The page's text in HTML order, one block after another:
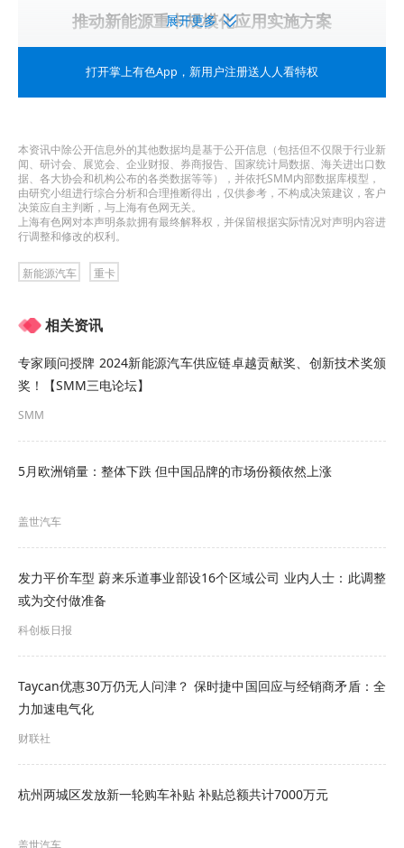
推动新能源重卡规模化应用实施方案
新能源重卡是指采用新型动力系统，完全或者主要
依靠新型能源驱动的总质量在12吨及以上的重型载
峰碳中和决策部署，促进交通运输绿色低碳转型，
推进交通物流降本提质增效，加快推动新能源重卡
规模化应用，制定本实施方案。
一、总体要求
入贯彻党的二十大和二十届历次全会精神，完整准
确全面贯彻新发展理念，加快构建新发展格局，以
坚持政府引导、市场主导，创新驱动、标准引领，
化应用，培育交通运输领域消费新增长点，支撑交
到2030年，新能源重卡渗透率达到40%，保有量突
破160万辆、占比达到20%左右；京津冀、汾渭平原
合高速公路网建设电动重卡补能设施，打造零碳公
路运输通道，支持并引导建设重卡充换电站3000个
左右，引导在重点场景科学布局加氢站、绿色燃料
加注站；高速公路新能源重卡货运量占比达到
展开更多
打开掌上有色App ，新用户注册送人人看特权
本资讯中除公开信息外的其他数据均是基于公开信息（包括但不仅限于行业新
闻、研讨会、展览会、企业财报、券商报告、国家统计局数据、海关进出口数
据、各大协会和机构公布的各类数据等等），并依托SMM内部数据库模型，
由研究小组进行综合分析和合理推断得出，仅供参考，不构成决策建议，客户
决策应自主判断，与上海有色网无关。
上海有色网对本声明条款拥有最终解释权，并保留根据实际情况对声明内容进
行调整和修改的权利。
新能源汽车 重卡
相关资讯
专家顾问授牌 2024新能源汽车供应链卓越贡献奖、创新技术奖颁
奖！【SMM三电论坛】
SMM
5月欧洲销量：整体下跌 但中国品牌的市场份额依然上涨
盖世汽车
发力平价车型 蔚来乐道事业部设16个区域公司 业内人士：此调整
或为交付做准备
科创板日报
Taycan优惠30万仍无人问津？ 保时捷中国回应与经销商矛盾：全
力加速电气化
财联社
杭州两城区发放新一轮购车补贴 补贴总额共计7000万元
盖世汽车